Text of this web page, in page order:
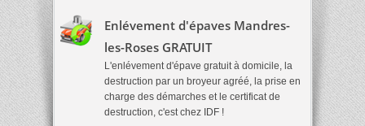
Enlévement d'épaves Mandres-
les-Roses GRATUIT
L'enlévement d'épave gratuit à domicile, la
destruction par un broyeur agréé, la prise en
charge des démarches et le certificat de
destruction, c'est chez IDF !